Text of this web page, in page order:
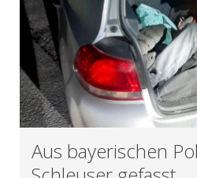
Aus bayerischen